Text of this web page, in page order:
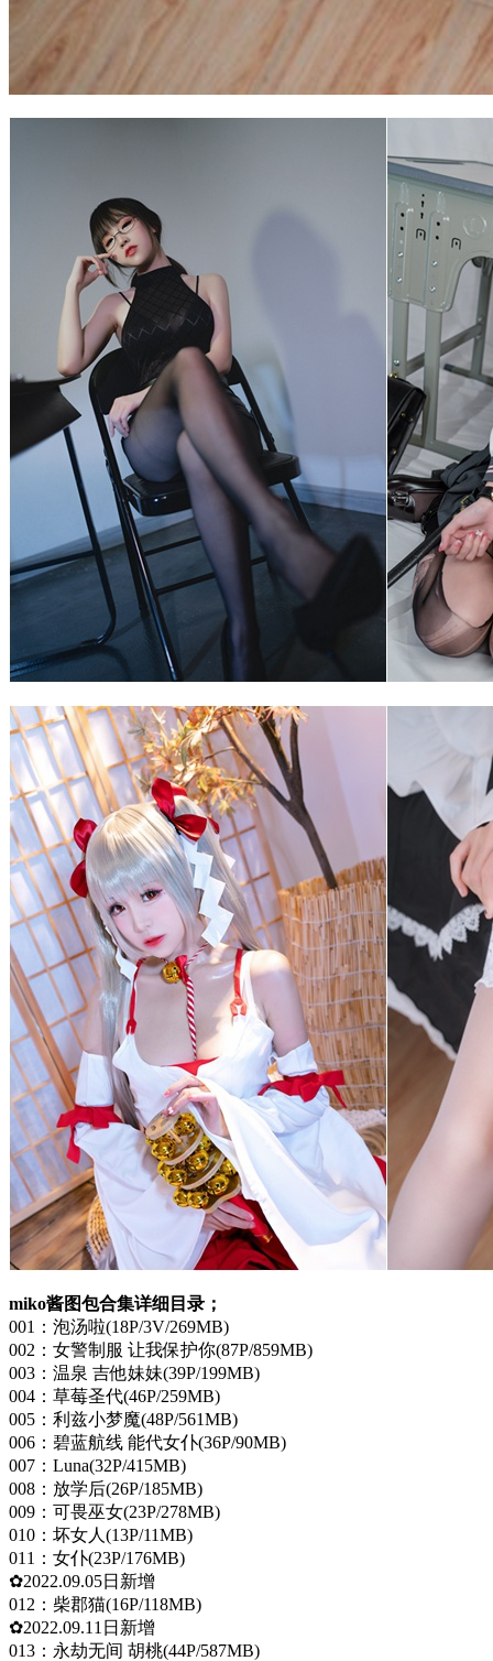
miko酱图包合集详细目录；
001：泡汤啦(18P/3V/269MB)
002：女警制服 让我保护你(87P/859MB)
003：温泉 吉他妹妹(39P/199MB)
004：草莓圣代(46P/259MB)
005：利兹小梦魔(48P/561MB)
006：碧蓝航线 能代女仆(36P/90MB)
007：Luna(32P/415MB)
008：放学后(26P/185MB)
009：可畏巫女(23P/278MB)
010：坏女人(13P/11MB)
011：女仆(23P/176MB)
✿2022.09.05日新增
012：柴郡猫(16P/118MB)
✿2022.09.11日新增
013：永劫无间 胡桃(44P/587MB)